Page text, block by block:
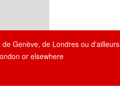
Genève, de Londres ou d'ailleurs
or elsewhere